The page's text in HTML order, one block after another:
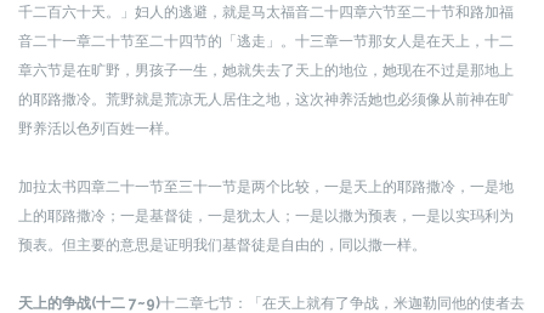
千二百六十天。」 妇人的逃避，就是马太福音二十四章六节至二十节和路加福
音二十一章二十节至二十四节的「逃走」。十三章一节那女人是在天上，十二
章六节是在旷野，男孩子一生，她就失去了天上的地位，她现在不过是那地上
的耶路撒冷。荒野就是荒凉无人居住之地，这次神养活她也必须像从前神在旷
野养活以色列百姓一样。
加拉太书四章二十一节至三十一节是两个比较，一是天上的耶路撒冷，一是地
上的耶路撒冷； 一是基督徒，一是犹太人；一是以撒为预表，一是以实玛利为
预表。但主要的意思是证明我们基督徒是自由的，同以撒一样。
天上的争战(十二 7~9)十二章七节：「在天上就有了争战，米迦勒同他的使者去